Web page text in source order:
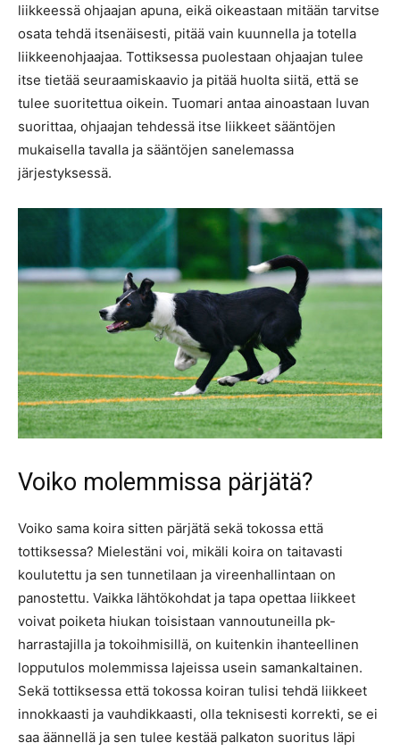
liikkeessä ohjaajan apuna, eikä oikeastaan mitään tarvitse
osata tehdä itsenäisesti, pitää vain kuunnella ja totella
liikkeenohjaajaa. Tottiksessa puolestaan ohjaajan tulee
itse tietää seuraamiskaavio ja pitää huolta siitä, että se
tulee suoritettua oikein. Tuomari antaa ainoastaan luvan
suorittaa, ohjaajan tehdessä itse liikkeet sääntöjen
mukaisella tavalla ja sääntöjen sanelemassa
järjestyksessä.
Voiko molemmissa pärjätä?
Voiko sama koira sitten pärjätä sekä tokossa että
tottiksessa? Mielestäni voi, mikäli koira on taitavasti
koulutettu ja sen tunnetilaan ja vireenhallintaan on
panostettu. Vaikka lähtökohdat ja tapa opettaa liikkeet
voivat poiketa hiukan toisistaan vannoutuneilla pk-
harrastajilla ja tokoihmisillä, on kuitenkin ihanteellinen
lopputulos molemmissa lajeissa usein samankaltainen.
Sekä tottiksessa että tokossa koiran tulisi tehdä liikkeet
innokkaasti ja vauhdikkaasti, olla teknisesti korrekti, se ei
saa äännellä ja sen tulee kestää palkaton suoritus läpi